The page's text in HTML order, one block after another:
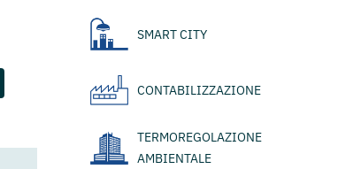
SMART CITY
CONTABILIZZAZIONE
TERMOREGOLAZIONE
AMBIENTALE